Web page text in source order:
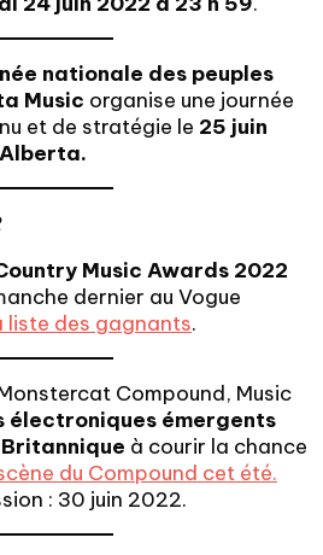
nationale des peuples
Music organise une journée
et de stratégie le 25 juin
Music Awards 2022
dernier au Vogue
liste des gagnants.
Compound, Music
électroniques émergents
à courir la chance
du Compound cet été.
: 30 juin 2022.